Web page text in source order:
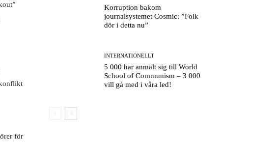
för
Korruption bakom
journalsystemet Cosmic: ”Folk
dör i detta nu”
INTERNATIONELLT
5 000 har anmält sig till World
School of Communism – 3 000
vill gå med i våra led!